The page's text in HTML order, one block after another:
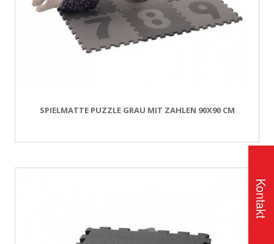
SPIELMATTE PUZZLE GRAU MIT ZAHLEN 90X90 CM
Kontakt